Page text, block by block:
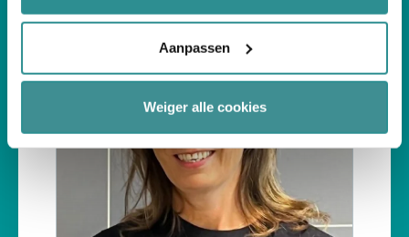
Aanpassen
Weiger alle cookies